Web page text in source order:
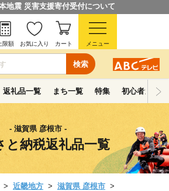
地震 災害支援寄付受付について
検索
上限額 お気に入り カート メニュー
返礼品一覧 まち一覧 特集 初心者ガイド
- 滋賀県 彦根市 -
と納税返礼品一覧
近畿地方
滋賀県 彦根市